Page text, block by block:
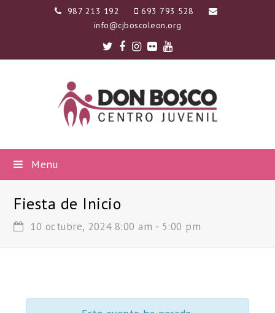
987 213 192
693 793 528
info@cjboscoleon.org
Twitter
Facebook
Instagram
FlickrYoutube
Menu
Fiesta de Inicio
10 octubre, 2024 8:00 am - 5:00 pm